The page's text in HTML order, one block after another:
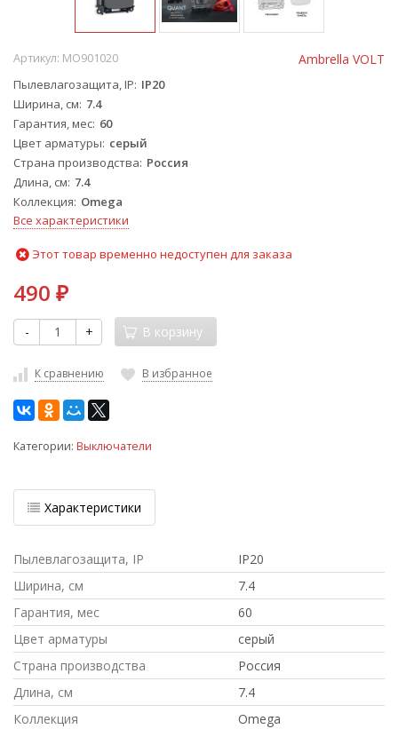
Ambrella VOLT
Артикул: MO901020
Пылевлагозащита, IP IP20
Ширина, см 7.4
Гарантия, мес 60
Цвет арматуры серый
Страна производства Россия
Длина, см 7.4
Коллекция Omega
Все характеристики
Этот товар временно недоступен для заказа
490 ₽
- + В корзину
К сравнению В избранное
Категории: Выключатели
Характеристики
Пылевлагозащита, IP
IP20
Ширина, см
7.4
Гарантия, мес
60
Цвет арматуры
серый
Страна производства
Россия
Длина, см
7.4
Коллекция
Omega